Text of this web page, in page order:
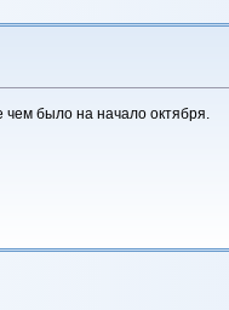
было на начало октября.